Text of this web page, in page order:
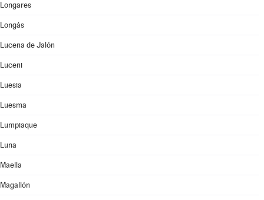
Longares
Longás
Lucena de Jalón
Luceni
Luesia
Luesma
Lumpiaque
Luna
Maella
Magallón